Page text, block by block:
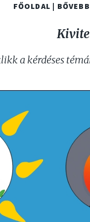
FŐOLDAL |
a kérdéses